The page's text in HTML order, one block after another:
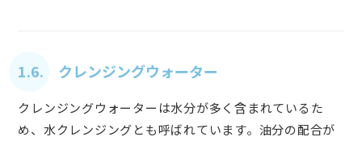
1.6. クレンジングウォーター
クレンジングウォーターは水分が多く含まれているた
め、水クレンジングとも呼ばれています。油分の配合が